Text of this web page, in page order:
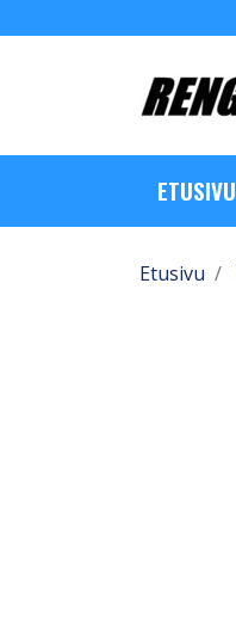
ETUSIVU
Etusivu